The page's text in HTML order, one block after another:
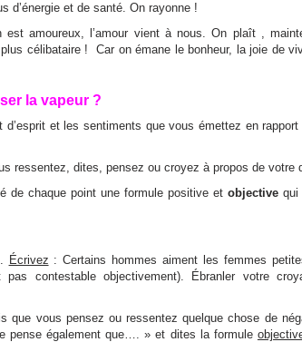
d’énergie et de santé. On rayonne !
est amoureux, l’amour vient à nous. On plaît ,
plus célibataire ! Car on émane le bonheur, la joie de
la vapeur ?
d’esprit et les sentiments que vous émettez en rapport
ressentez, dites, pensez ou croyez à propos de votre
de chaque point une formule positive et objective qui
Écrivez : Certains hommes aiment les femmes
contestable objectivement). Ébranler votre
que vous pensez ou ressentez quelque chose de
pense également que…. » et dites la formule